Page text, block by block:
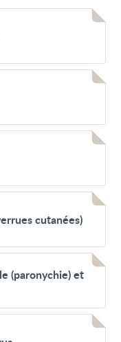
cutanées)
(paronychie) et